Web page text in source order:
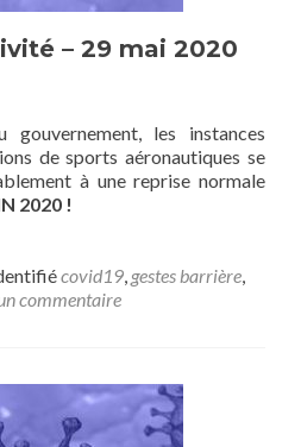
– 29 mai 2020
gouvernement, les instances
de sports aéronautiques se
à une reprise normale
2020 !
covid19, gestes barrière,
commentaire